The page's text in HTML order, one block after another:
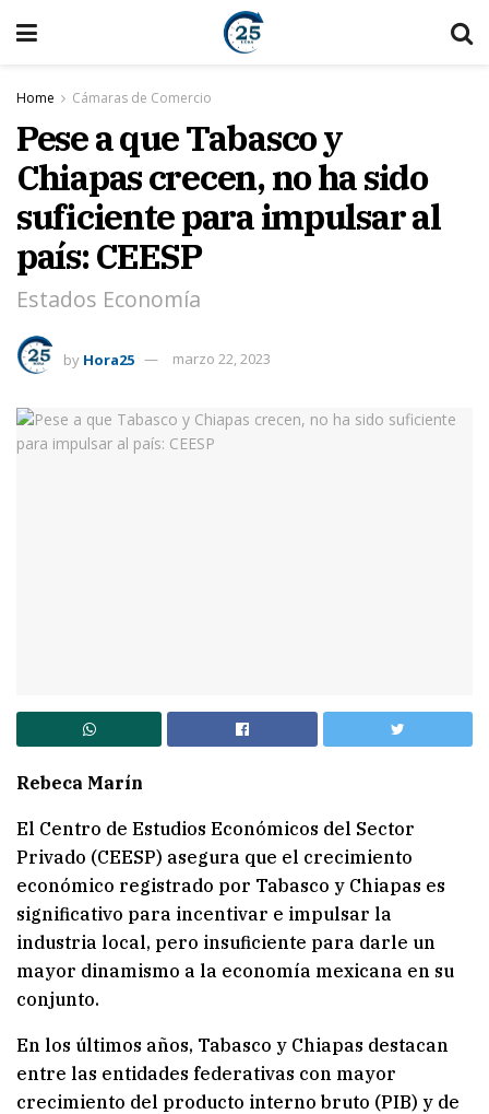
Home Cámaras de Comercio
Pese a que Tabasco y
Chiapas crecen, no ha sido
suficiente para impulsar al
país: CEESP
Estados Economía
by Hora25 marzo 22, 2023
Rebeca Marín
El Centro de Estudios Económicos del Sector
Privado (CEESP) asegura que el crecimiento
económico registrado por Tabasco y Chiapas es
significativo para incentivar e impulsar la
industria local, pero insuficiente para darle un
mayor dinamismo a la economía mexicana en su
conjunto.
En los últimos años, Tabasco y Chiapas destacan
entre las entidades federativas con mayor
crecimiento del producto interno bruto (PIB) y de